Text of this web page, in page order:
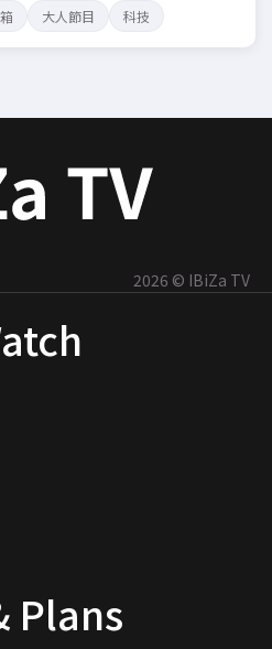
大人節目 科技
2026 © IBiZa TV
Plans